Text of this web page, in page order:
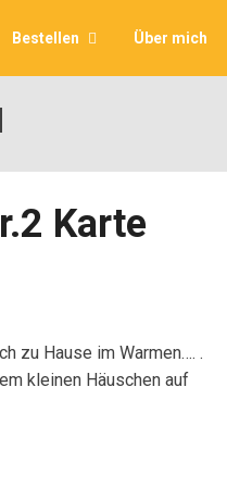
Bestellen Über mich
Karte
zu Hause im Warmen…. .
kleinen Häuschen auf